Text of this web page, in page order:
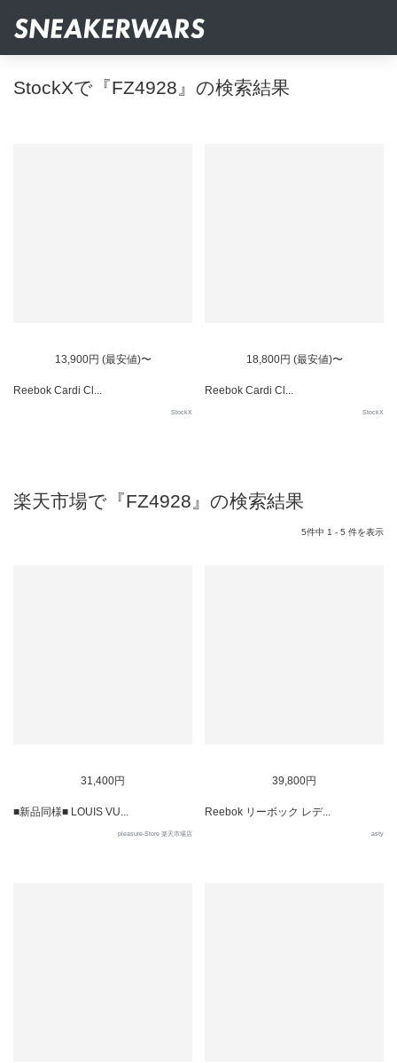
StockXで『FZ4928』の検索結果
13,900円 (最安値)〜
Reebok Cardi Cl...
StockX
18,800円 (最安値)〜
Reebok Cardi Cl...
StockX
楽天市場で『FZ4928』の検索結果
5件中 1 - 5 件を表示
31,400円
■新品同様■ LOUIS VU...
pleasure-Store 楽天市場店
39,800円
Reebok リーボック レデ...
asty